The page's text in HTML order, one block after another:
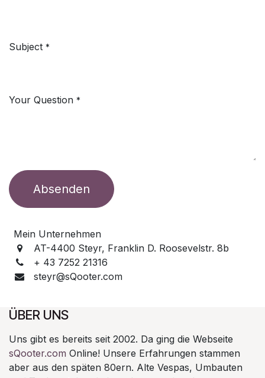
Subject *
Your Question *
Absenden
Mein Unternehmen
AT-4400 Steyr, Franklin D. Roosevelstr. 8b
+ 43 7252 21316
steyr@sQooter.com
ÜBER UNS
Uns gibt es bereits seit 2002. Da ging die Webseite
sQooter.com Online! Unsere Erfahrungen stammen
aber aus den späten 80ern. Alte Vespas, Umbauten